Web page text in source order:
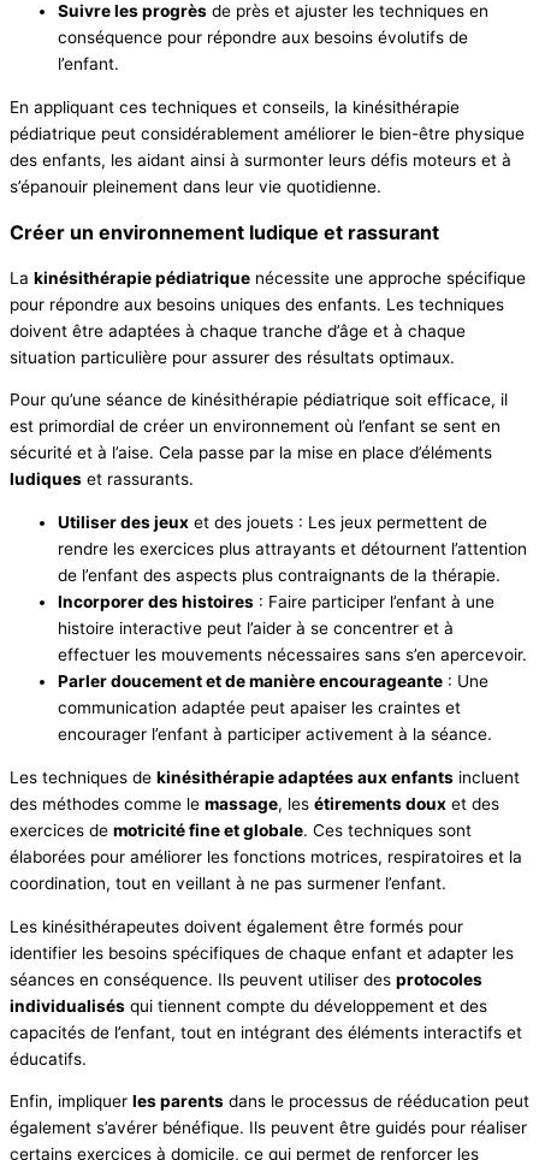
Suivre les progrès de près et ajuster les techniques en
conséquence pour répondre aux besoins évolutifs de
l’enfant.
En appliquant ces techniques et conseils, la kinésithérapie
pédiatrique peut considérablement améliorer le bien-être physique
des enfants, les aidant ainsi à surmonter leurs défis moteurs et à
s’épanouir pleinement dans leur vie quotidienne.
Créer un environnement ludique et rassurant
La kinésithérapie pédiatrique nécessite une approche spécifique
pour répondre aux besoins uniques des enfants. Les techniques
doivent être adaptées à chaque tranche d’âge et à chaque
situation particulière pour assurer des résultats optimaux.
Pour qu’une séance de kinésithérapie pédiatrique soit efficace, il
est primordial de créer un environnement où l’enfant se sent en
sécurité et à l’aise. Cela passe par la mise en place d’éléments
ludiques et rassurants.
Utiliser des jeux et des jouets : Les jeux permettent de
rendre les exercices plus attrayants et détournent l’attention
de l’enfant des aspects plus contraignants de la thérapie.
Incorporer des histoires : Faire participer l’enfant à une
histoire interactive peut l’aider à se concentrer et à
effectuer les mouvements nécessaires sans s’en apercevoir.
Parler doucement et de manière encourageante : Une
communication adaptée peut apaiser les craintes et
encourager l’enfant à participer activement à la séance.
Les techniques de kinésithérapie adaptées aux enfants incluent
des méthodes comme le massage, les étirements doux et des
exercices de motricité fine et globale. Ces techniques sont
élaborées pour améliorer les fonctions motrices, respiratoires et la
coordination, tout en veillant à ne pas surmener l’enfant.
Les kinésithérapeutes doivent également être formés pour
identifier les besoins spécifiques de chaque enfant et adapter les
séances en conséquence. Ils peuvent utiliser des protocoles
individualisés qui tiennent compte du développement et des
capacités de l’enfant, tout en intégrant des éléments interactifs et
éducatifs.
Enfin, impliquer les parents dans le processus de rééducation peut
également s’avérer bénéfique. Ils peuvent être guidés pour réaliser
certains exercices à domicile, ce qui permet de renforcer les